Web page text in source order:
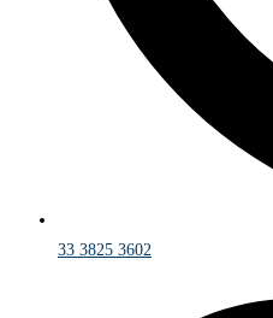
33 3825 3602